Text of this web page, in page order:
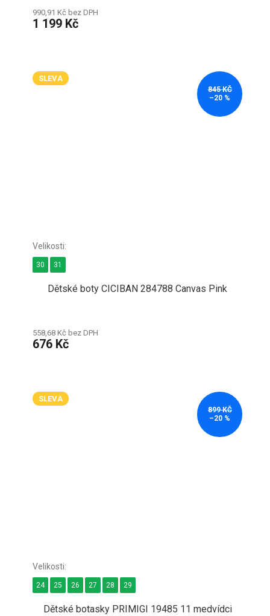
990,91 Kč bez DPH
1 199 Kč
SLEVA
845 KČ
–20 %
Dětské boty CICIBAN 284788 Canvas Pink
558,68 Kč bez DPH
676 Kč
30 31
SLEVA
899 KČ
–20 %
Dětské botasky PRIMIGI 19485 11 medvídci
24 25 26 27 28 29